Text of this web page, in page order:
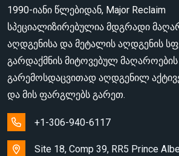
1990-იანი წლებიდან, Major Reclaim
სპეციალიზირებულია მდგრადი
აღდგენისა და მეტალის აღდგენის
გარდაქმნის მიტოვებულ
გარემოსდაცვითად აღდგენილ
და მის ფარგლებს გარეთ.
+1-306-940-6117
Site 18, Comp 39, RR5 Prince